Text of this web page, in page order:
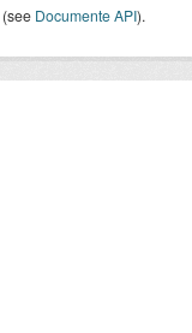
(see Documente API).